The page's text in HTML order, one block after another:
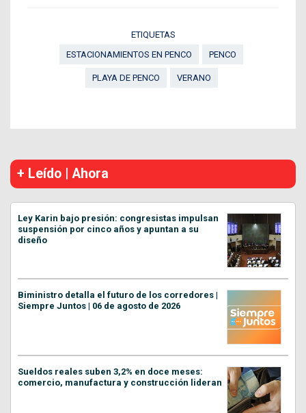
ETIQUETAS
ESTACIONAMIENTOS EN PENCO
PENCO
PLAYA DE PENCO VERANO
+ Leído | Ahora
Ley Karin bajo presión: congresistas impulsan
suspensión por cinco años y apuntan a su
diseño
Biministro detalla el futuro de los corredores |
Siempre Juntos | 06 de agosto de 2026
Sueldos reales suben 3,2% en doce meses:
comercio, manufactura y construcción lideran